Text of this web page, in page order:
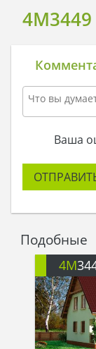
4M3449
Ваша
Подобные
4M